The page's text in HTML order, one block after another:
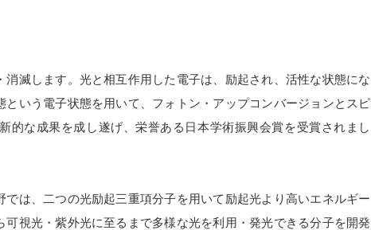
滅します。光と相互作用した電子は、励起され、活性な状態にな
いう電子状態を用いて、フォトン・アップコンバージョンとスピ
的な成果を成し遂げ、栄誉ある日本学術振興会賞を受賞されまし
は、二つの光励起三重項分子を用いて励起光より高いエネルギー
視光・紫外光に至るまで多様な光を利用・発光できる分子を開発